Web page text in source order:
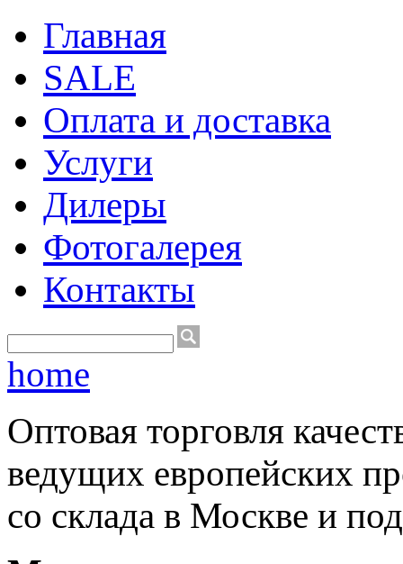
Главная
SALE
Оплата и доставка
Услуги
Дилеры
Фотогалерея
Контакты
home
Оптовая торговля
ведущих европейских
со склада в Москве и под